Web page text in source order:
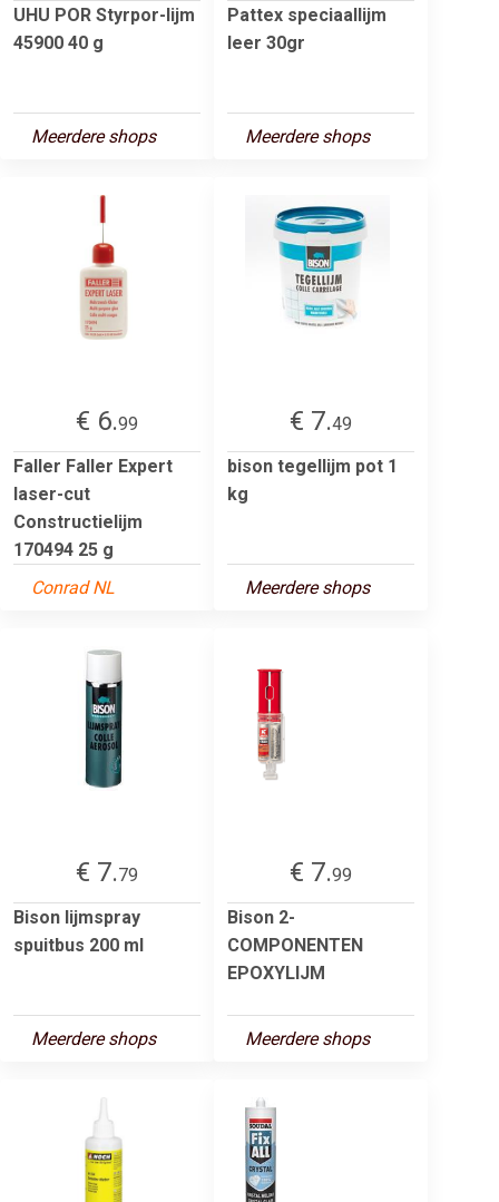
UHU POR Styrpor-lijm
45900 40 g
Meerdere shops
Pattex speciaallijm
leer 30gr
Meerdere shops
€ 6.99
Faller Faller Expert
laser-cut
Constructielijm
170494 25 g
Conrad NL
€ 7.49
bison tegellijm pot 1
kg
Meerdere shops
€ 7.79
Bison lijmspray
spuitbus 200 ml
Meerdere shops
€ 7.99
Bison 2-
COMPONENTEN
EPOXYLIJM
Meerdere shops